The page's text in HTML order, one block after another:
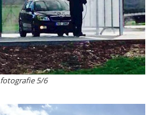
fotografie 5/6